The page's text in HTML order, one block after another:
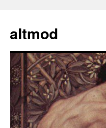
springen
altmod